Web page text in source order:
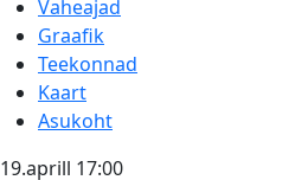
Vaheajad
Graafik
Teekonnad
Kaart
Asukoht
19.aprill 17:00